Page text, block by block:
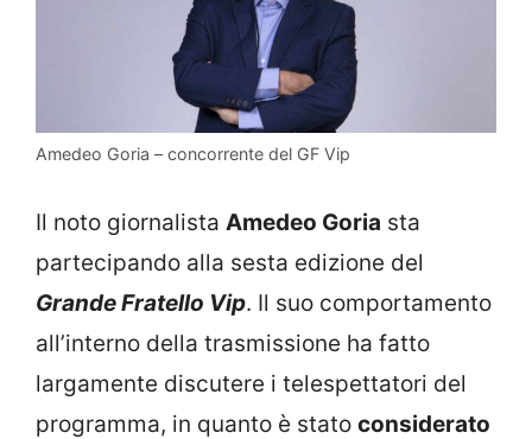
Amedeo Goria – concorrente del GF Vip
Il noto giornalista Amedeo Goria sta
partecipando alla sesta edizione del
Grande Fratello Vip. Il suo comportamento
all’interno della trasmissione ha fatto
largamente discutere i telespettatori del
programma, in quanto è stato considerato